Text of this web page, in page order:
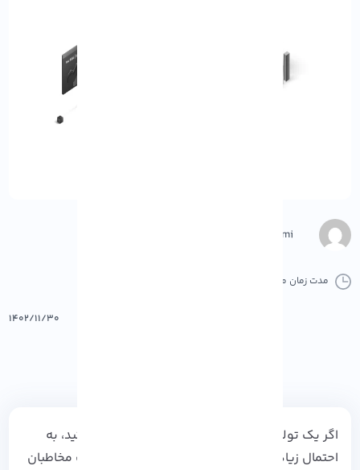
Negar Gerami
مدت زمان مطالعه :
۱۴۰۲/۱۱/۳۰
اگر یک تولیدکننده محتوا در پلتفرم یوتیوب هستید، به
احتمال زیاد رویای شما گرفتن View بیشتر از سمت مخاطبان